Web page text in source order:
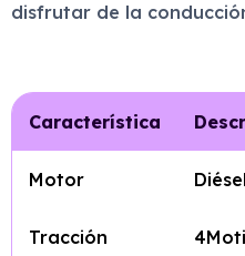
disfrutar de la
Característica
Motor
Tracción